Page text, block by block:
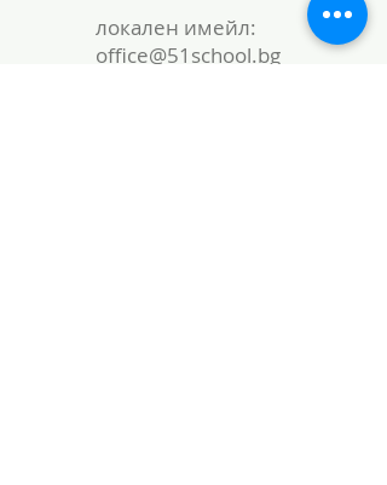
локален имейл:
office@51school.bg